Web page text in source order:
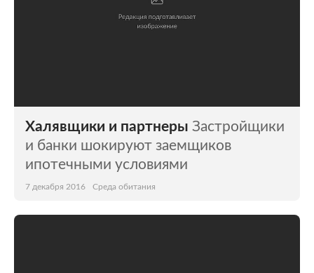
Халявщики и партнеры Застройщики
и банки шокируют заемщиков
ипотечными условиями
7 декабря 2016 Среда обитания